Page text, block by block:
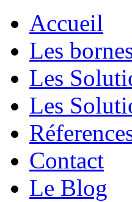
Accueil
Les
Les
Les
Contact
Le Blog